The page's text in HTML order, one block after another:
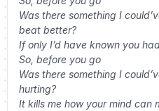
Was there something I
beat better?
If only I’d have known you
So, before you go
Was there something I
hurting?
It kills me how your mind can